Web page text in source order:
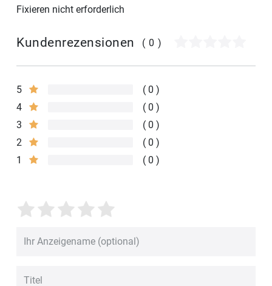
Fixieren nicht erforderlich
Kundenrezensionen (0)
5
0
4
0
3
0
2
0
1
0